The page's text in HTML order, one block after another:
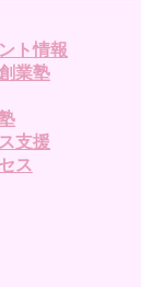
ト情報
業塾
支援
ス